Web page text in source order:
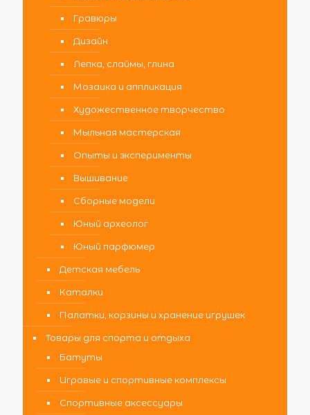
Гравюры
Дизайн
Лепка, слаймы, глина
Мозаика и аппликация
Художественное творчество
Мыльная мастерская
Опыты и эксперименты
Вышивание
Сборные модели
Юный археолог
Юный парфюмер
Детская мебель
Каталки
Палатки, корзины и хранение игрушек
Товары для спорта и отдыха
Батуты
Игровые и спортивные комплексы
Спортивные аксессуары